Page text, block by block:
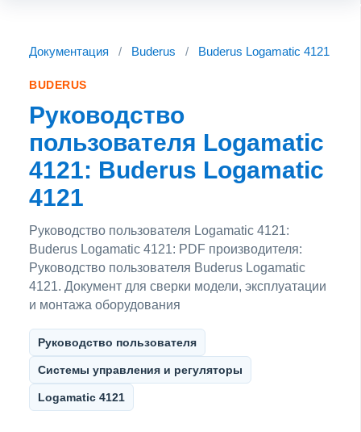
Документация / Buderus / Buderus Logamatic 4121
BUDERUS
Руководство
пользователя Logamatic
4121: Buderus Logamatic
4121
Руководство пользователя Logamatic 4121:
Buderus Logamatic 4121: PDF производителя:
Руководство пользователя Buderus Logamatic
4121. Документ для сверки модели, эксплуатации
и монтажа оборудования
Руководство пользователя
Системы управления и регуляторы
Logamatic 4121